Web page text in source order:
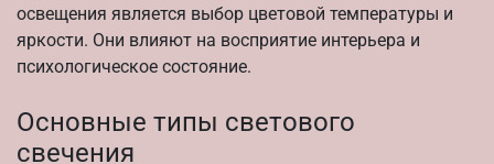
освещения является выбор цветовой температуры и
яркости. Они влияют на восприятие интерьера и
психологическое состояние.
Основные типы светового
свечения